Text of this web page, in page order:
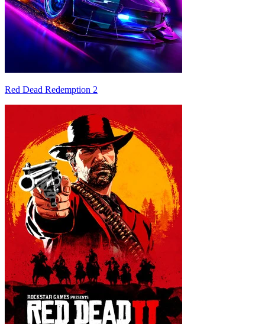
Red Dead Redemption 2